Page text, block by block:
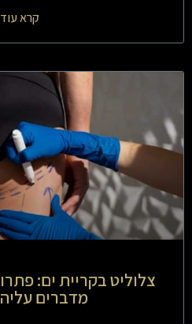
קרא
צלוליט בקריית ים:
מדברים